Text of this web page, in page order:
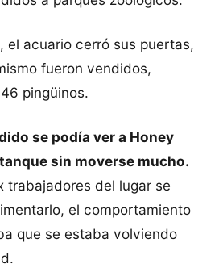
el acuario cerró sus puertas,
fueron vendidos,
pingüinos.
se podía ver a Honey
sin moverse mucho.
trabajadores del lugar se
el comportamiento
que se estaba volviendo